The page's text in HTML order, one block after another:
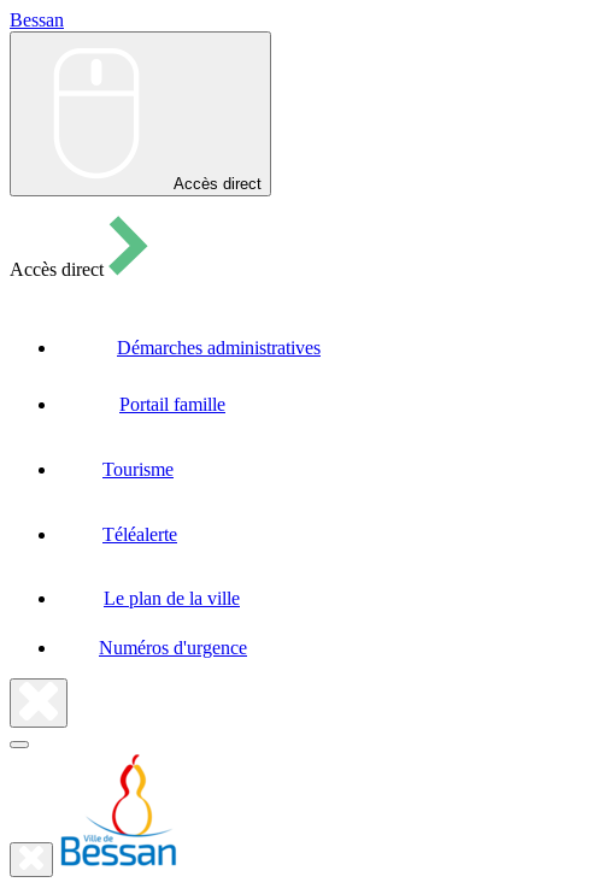
Bessan
Accès direct
Accès direct
Démarches administratives
Portail famille
Tourisme
Téléalerte
Le plan de la ville
Numéros d'urgence
Fermer
Fermer